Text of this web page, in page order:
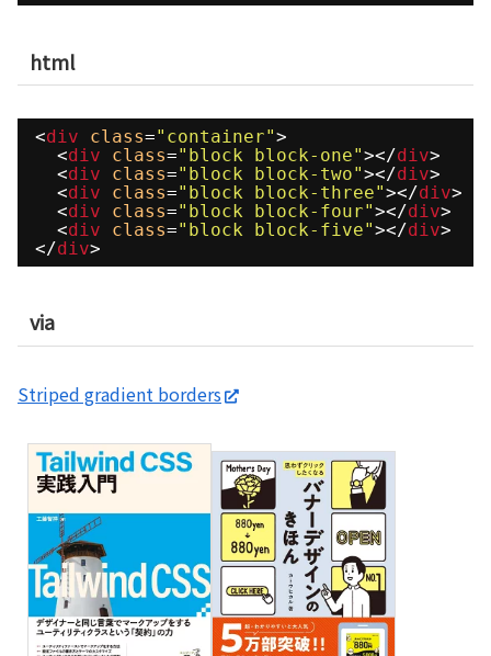
html
<div class="container">
<div class="block block-one"></div>
<div class="block block-two"></div>
<div class="block block-three"></div>
<div class="block block-four"></div>
<div class="block block-five"></div>
</div>
via
Striped gradient borders